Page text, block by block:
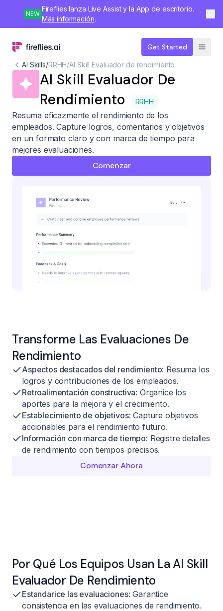
NEW
Fireflies lanza Live Assist y la App de escritorio.
Más información.
Get Started
AI Skills/RRHH/AI Skill Evaluador de rendimiento
AI Skill Evaluador De
Rendimiento
RRHH
Resuma eficazmente el rendimiento de los
empleados. Capture logros, comentarios y objetivos
en un formato claro y con marca de tiempo para
mejores evaluaciones.
Comenzar
Transforme Las Evaluaciones De
Rendimiento
Aspectos destacados del rendimiento: Resuma los
logros y contribuciones de los empleados.
Retroalimentación constructiva: Organice los
aportes para la mejora y el crecimiento.
Establecimiento de objetivos: Capture objetivos
accionables para el rendimiento futuro.
Información con marca de tiempo: Registre detalles
de rendimiento con tiempos precisos.
Comenzar Ahora
Por Qué Los Equipos Usan La AI Skill
Evaluador De Rendimiento
Estandarice las evaluaciones: Garantice
consistencia en las evaluaciones de rendimiento.